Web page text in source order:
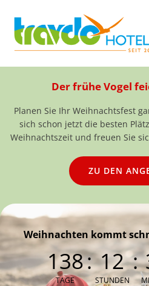
Der frühe Vogel
Planen Sie Ihr Weihnachtsfest
sich schon jetzt die besten
Weihnachtszeit und freuen Sie
ZU DEN
Weihnachten kommt
138
TAGE
: 12
STUNDEN
: